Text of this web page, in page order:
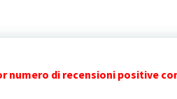
numero di recensioni positive